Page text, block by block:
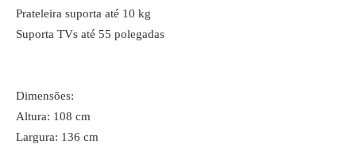
Prateleira suporta até 10 kg
Suporta TVs até 55 polegadas
Dimensões:
Altura: 108 cm
Largura: 136 cm